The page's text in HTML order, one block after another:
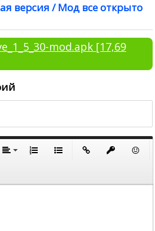
версия / Мод все открыто
mod.apk [17,69
По левому краю
По правому краю